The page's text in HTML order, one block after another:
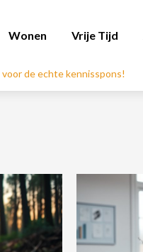
Wonen Vrije Tijd
de echte kennisspons!